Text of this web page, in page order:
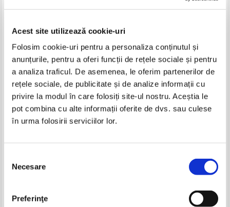
Acest site utilizează cookie-uri
Folosim cookie-uri pentru a personaliza conținutul și
anunțurile, pentru a oferi funcții de rețele sociale și pentru
a analiza traficul. De asemenea, le oferim partenerilor de
rețele sociale, de publicitate și de analize informații cu
privire la modul în care folosiți site-ul nostru. Aceștia le
pot combina cu alte informații oferite de dvs. sau culese
în urma folosirii serviciilor lor.
consimțământului
Necesare
Preferinţe
G. Quenelle, J. Tournaire -
IN STOC
Adaugă în coș
J. G. Capelle, G. Quenelle,